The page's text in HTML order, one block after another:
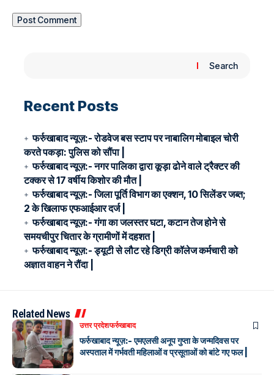
Search
Recent Posts
फर्रुखाबाद न्यूज़:- रोडवेज बस स्टाप पर नाबालिग मोबाइल चोरी
करते पकड़ा: पुलिस को सौंपा |
फर्रुखाबाद न्यूज़:- नगर पालिका द्वारा कूड़ा ढोने वाले ट्रैक्टर की
टक्कर से 17 वर्षीय किशोर की मौत |
फर्रुखाबाद न्यूज़:- जिला पूर्ति विभाग का एक्शन, 10 सिलेंडर जब्त;
2 के खिलाफ एफआईआर दर्ज |
फर्रुखाबाद न्यूज़:- गंगा का जलस्तर घटा, कटान तेज होने से
समयचीपुर चितार के ग्रामीणों में दहशत |
फर्रुखाबाद न्यूज़:- ड्यूटी से लौट रहे डिग्री कॉलेज कर्मचारी को
अज्ञात वाहन ने रौंदा |
Related News
उत्तर प्रदेशफर्रुखाबाद
फर्रुखाबाद न्यूज़:- एमएलसी अनूप गुप्ता के जन्मदिवस पर
अस्पताल में गर्भवती महिलाओं व प्रसूताओं को बांटे गए फल |